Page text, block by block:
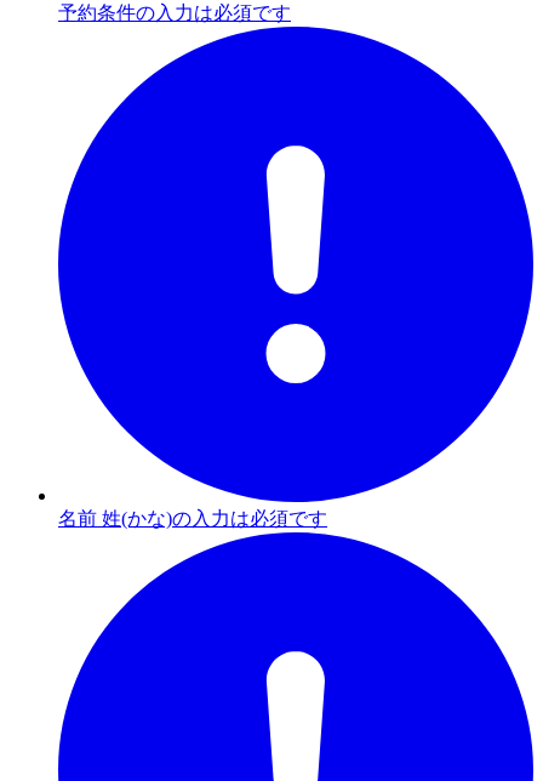
予約条件の入力は必須です
名前 姓(かな)の入力は必須です